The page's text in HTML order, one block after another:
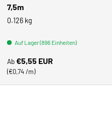
7,5m
0.126 kg
Auf Lager (896 Einheiten)
Normaler Preis
Ab€5,55 EUR
Grundpreis
€0,74 /m